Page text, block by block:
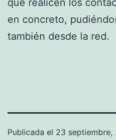
en concreto,
también desde la red.
Publicada el 23 septiembre,